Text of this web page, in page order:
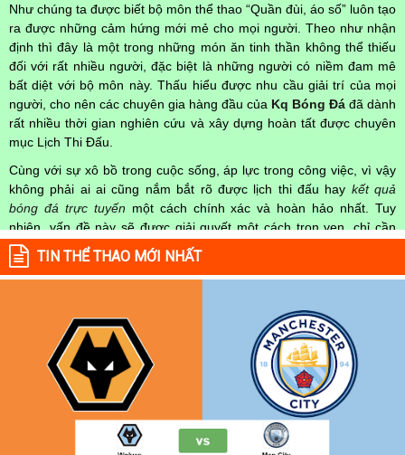
Như chúng ta được biết bộ môn thể thao “Quần đùi, áo số” luôn tạo
ra được những cảm hứng mới mẻ cho mọi người. Theo như nhận
định thì đây là một trong những món ăn tinh thần không thể thiếu
đối với rất nhiều người, đặc biệt là những người có niềm đam mê
bất diệt với bộ môn này. Thấu hiểu được nhu cầu giải trí của mọi
người, cho nên các chuyên gia hàng đầu của Kq Bóng Đá đã dành
rất nhiều thời gian nghiên cứu và xây dựng hoàn tất được chuyên
mục Lịch Thi Đấu.
Cùng với sự xô bồ trong cuộc sống, áp lực trong công việc, vì vậy
không phải ai ai cũng nắm bắt rõ được lịch thi đấu hay kết quả
bóng đá trực tuyến một cách chính xác và hoàn hảo nhất. Tuy
nhiên, vấn đề này sẽ được giải quyết một cách trọn vẹn, chỉ cần
truy cập vào chuyên mục
Lịch Thi Đấu
mọi người hoàn toàn nắm rõ được chính xác về thời gian các trận
đấu bóng đá Việt Nam hay trên Thế giới diễn ra trong thời gian sắp
cả 2 đội tuyển bóng đá đang đạt được.
Không chỉ dừng lại ở đó, những người hâm mộ bóng đá có thể cập
nhật được chính xác về lịch phát sóng bóng đá được tường thuật
trực tiếp ở trên những kênh truyền hình thể thao lớn nhất hiện nay
như: VTV3, K+, SCTV, Thể thao TV,... Nếu như bạn không muốn
bỏ lỡ bất kỳ một trận đấu bóng đá nào trong từng mùa giải, hãy
thường xuyên vào chuyên mụcLịch Thi Đấutại chuyên trang
TIN THỂ THAO MỚI NHẤT